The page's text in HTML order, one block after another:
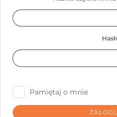
Pamiętaj o mnie